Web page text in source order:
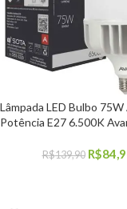
Lâmpada LED Bulbo
Potência E27 6.500K
R$139,90 R$